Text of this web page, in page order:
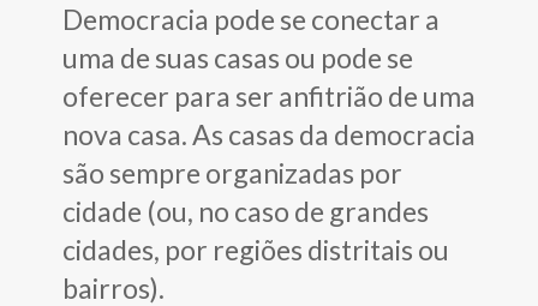
Democracia pode se conectar a
uma de suas casas ou pode se
oferecer para ser anfitrião de uma
nova casa. As casas da democracia
são sempre organizadas por
cidade (ou, no caso de grandes
cidades, por regiões distritais ou
bairros).